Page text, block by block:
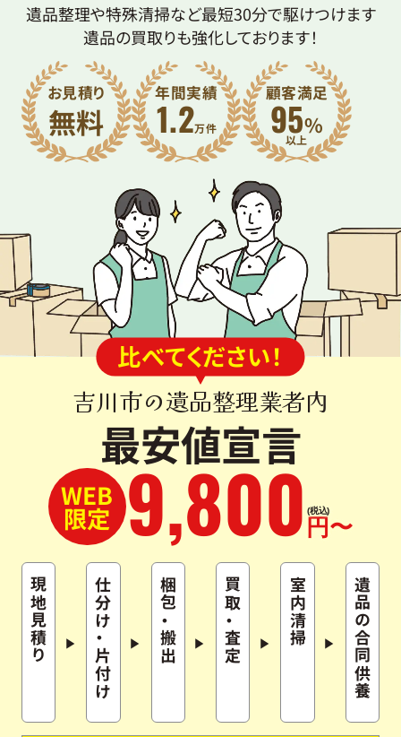
遺品整理や特殊清掃など最短30分で駆けつけます
遺品の買取りも強化しております！
お見積り
無料
年間実績
1.2万件
顧客満足
95%
比べてください！
吉川市の遺品整理業者内
最安値宣言
WEB
限定 9,800 円〜
(税込)
現地見積り 仕分け
・
片付け
梱包
・
搬出
買取
・
査定
室内清掃 遺品の合同供養